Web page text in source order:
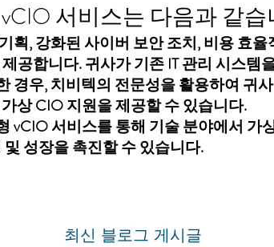
서비스는 다음과 같습
획, 강화된 사이버 보안 조치, 비용 효
공합니다. 귀사가 기존 IT 관리 시스템
경우, 치비텍의 전문성을 활용하여 귀
상 CIO 지원을 제공할 수 있습니다.
vCIO 서비스를 통해 기술 분야에서 가
및 성장을 촉진할 수 있습니다.
최신 블로그 게시글